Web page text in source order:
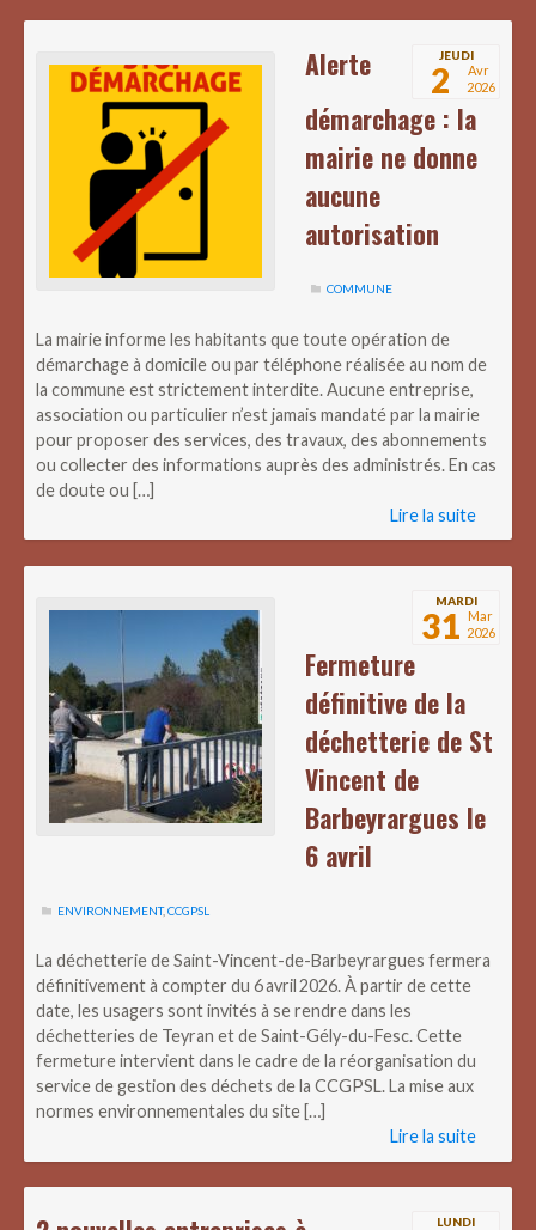
JEUDI
2
Avr
2026
Alerte
démarchage : la
mairie ne donne
aucune
autorisation
COMMUNE
La mairie informe les habitants que toute opération de
démarchage à domicile ou par téléphone réalisée au nom de
la commune est strictement interdite. Aucune entreprise,
association ou particulier n’est jamais mandaté par la mairie
pour proposer des services, des travaux, des abonnements
ou collecter des informations auprès des administrés. En cas
de doute ou […]
Lire la suite
MARDI
31 Mar
2026
Fermeture
définitive de la
déchetterie de St
Vincent de
Barbeyrargues le
6 avril
ENVIRONNEMENT,CCGPSL
La déchetterie de Saint-Vincent-de-Barbeyrargues fermera
définitivement à compter du 6 avril 2026. À partir de cette
date, les usagers sont invités à se rendre dans les
déchetteries de Teyran et de Saint-Gély-du-Fesc. Cette
fermeture intervient dans le cadre de la réorganisation du
service de gestion des déchets de la CCGPSL. La mise aux
normes environnementales du site […]
Lire la suite
LUNDI